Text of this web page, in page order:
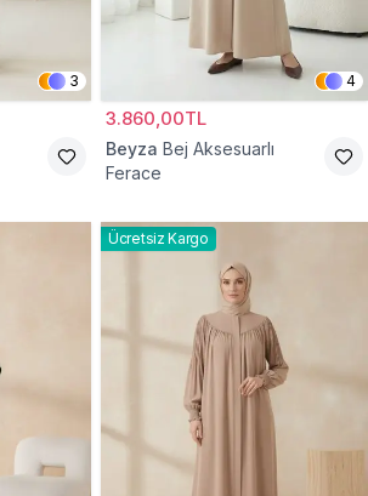
3 4
3.860,00TL
Beyza Bej Aksesuarlı
Ferace
Ücretsiz Kargo